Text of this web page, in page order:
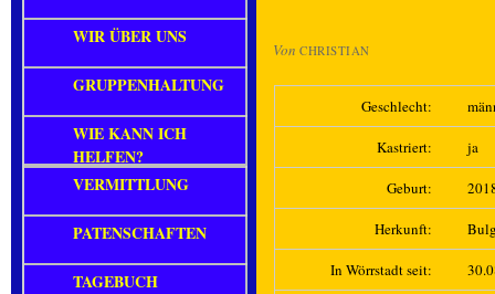
Von CHRISTIAN
Geschlecht:
Kastriert: ja
Geburt:
Herkunft:
In Wörrstadt seit:
WIR ÜBER UNS
GRUPPENHALTUNG
WIE KANN ICH
HELFEN?
VERMITTLUNG
PATENSCHAFTEN
TAGEBUCH